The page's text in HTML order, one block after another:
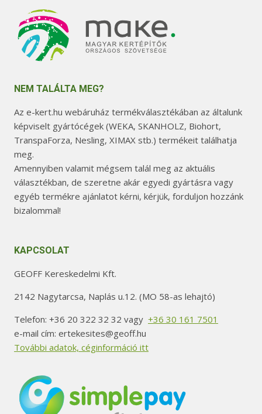
NEM TALÁLTA MEG?
Az e-kert.hu webáruház termékválasztékában az általunk
képviselt gyártócégek (WEKA, SKANHOLZ, Biohort,
TranspaForza, Nesling, XIMAX stb.) termékeit találhatja
meg.
Amennyiben valamit mégsem talál meg az aktuális
választékban, de szeretne akár egyedi gyártásra vagy
egyéb termékre ajánlatot kérni, kérjük, forduljon hozzánk
bizalommal!
KAPCSOLAT
GEOFF Kereskedelmi Kft.
2142 Nagytarcsa, Naplás u.12. (MO 58-as lehajtó)
Telefon: +36 20 322 32 32 vagy +36 30 161 7501
e-mail cím: ertekesites@geoff.hu
További adatok, céginformáció itt